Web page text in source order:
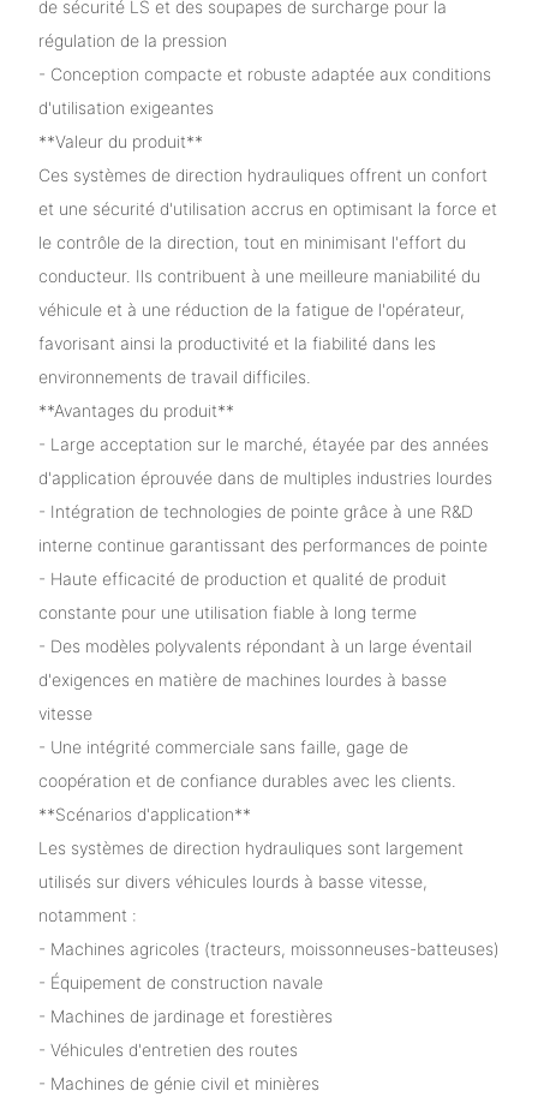
de sécurité LS et des soupapes de surcharge pour la
régulation de la pression
- Conception compacte et robuste adaptée aux conditions
d'utilisation exigeantes
**Valeur du produit**
Ces systèmes de direction hydrauliques offrent un confort
et une sécurité d'utilisation accrus en optimisant la force et
le contrôle de la direction, tout en minimisant l'effort du
conducteur. Ils contribuent à une meilleure maniabilité du
véhicule et à une réduction de la fatigue de l'opérateur,
favorisant ainsi la productivité et la fiabilité dans les
environnements de travail difficiles.
**Avantages du produit**
- Large acceptation sur le marché, étayée par des années
d'application éprouvée dans de multiples industries lourdes
- Intégration de technologies de pointe grâce à une R&D
interne continue garantissant des performances de pointe
- Haute efficacité de production et qualité de produit
constante pour une utilisation fiable à long terme
- Des modèles polyvalents répondant à un large éventail
d'exigences en matière de machines lourdes à basse
vitesse
- Une intégrité commerciale sans faille, gage de
coopération et de confiance durables avec les clients.
**Scénarios d'application**
Les systèmes de direction hydrauliques sont largement
utilisés sur divers véhicules lourds à basse vitesse,
notamment :
- Machines agricoles (tracteurs, moissonneuses-batteuses)
- Équipement de construction navale
- Machines de jardinage et forestières
- Véhicules d'entretien des routes
- Machines de génie civil et minières